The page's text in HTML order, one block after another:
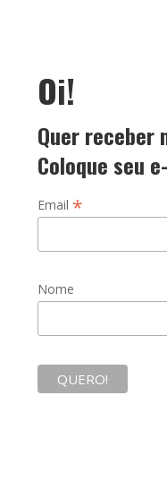
Oi!
Quer receber
Coloque seu
Email *
Nome